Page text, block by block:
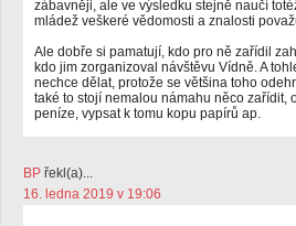
zábavněji, ale ve výsledku stejně naučí
mládež veškeré vědomosti a znalosti
Ale dobře si pamatují, kdo pro ně zařídil
kdo jim zorganizoval návštěvu Vídně. A
nechce dělat, protože se většina toho
také to stojí nemalou námahu něco zařídit,
peníze, vypsat k tomu kopu papírů ap.
BP řekl(a)...
16. ledna 2019 v 19:06